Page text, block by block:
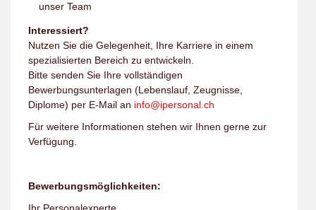
unser Team
Interessiert?
Nutzen Sie die Gelegenheit, Ihre Karriere in einem
spezialisierten Bereich zu entwickeln.
Bitte senden Sie Ihre vollständigen
Bewerbungsunterlagen (Lebenslauf, Zeugnisse,
Diplome) per E-Mail an info@ipersonal.ch
Für weitere Informationen stehen wir Ihnen gerne zur
Verfügung.
Bewerbungsmöglichkeiten: